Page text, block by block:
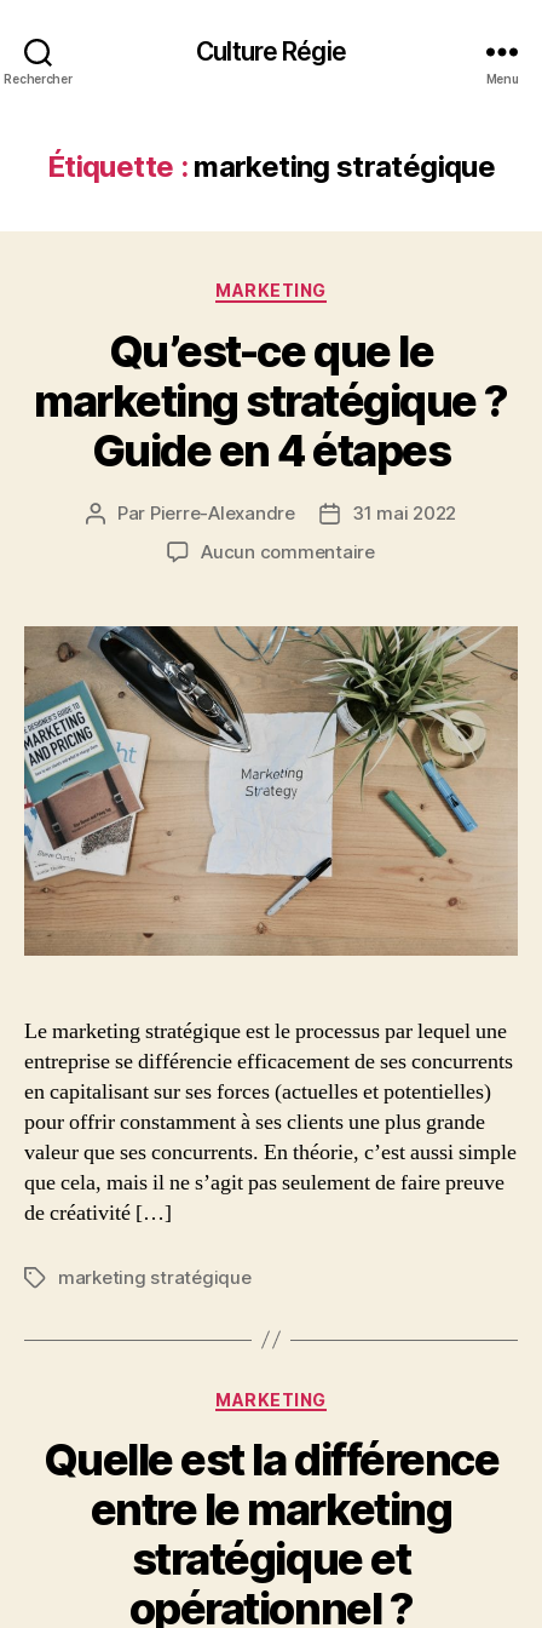
Rechercher
Culture Régie
Menu
Étiquette : marketing stratégique
Catégories
MARKETING
Qu’est-ce que le
marketing stratégique ?
Guide en 4 étapes
Auteur
Par Pierre-Alexandre
Date31 mai 2022
Aucun commentairesur
que
le
marketing
stratégique
?
Guide
en
étapes
Le marketing stratégique est le processus par lequel une
entreprise se différencie efficacement de ses concurrents
en capitalisant sur ses forces (actuelles et potentielles)
pour offrir constamment à ses clients une plus grande
valeur que ses concurrents. En théorie, c’est aussi simple
que cela, mais il ne s’agit pas seulement de faire preuve
de créativité […]
Étiquettes
marketing stratégique
Catégories
MARKETING
Quelle est la différence
entre le marketing
stratégique et
opérationnel ?